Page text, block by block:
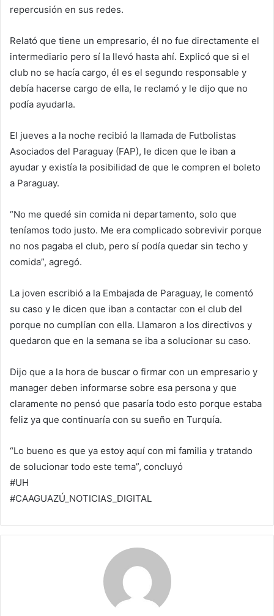
repercusión en sus redes.
Relató que tiene un empresario, él no fue directamente el
intermediario pero sí la llevó hasta ahí. Explicó que si el
club no se hacía cargo, él es el segundo responsable y
debía hacerse cargo de ella, le reclamó y le dijo que no
podía ayudarla.
El jueves a la noche recibió la llamada de Futbolistas
Asociados del Paraguay (FAP), le dicen que le iban a
ayudar y existía la posibilidad de que le compren el boleto
a Paraguay.
“No me quedé sin comida ni departamento, solo que
teníamos todo justo. Me era complicado sobrevivir porque
no nos pagaba el club, pero sí podía quedar sin techo y
comida”, agregó.
La joven escribió a la Embajada de Paraguay, le comentó
su caso y le dicen que iban a contactar con el club del
porque no cumplían con ella. Llamaron a los directivos y
quedaron que en la semana se iba a solucionar su caso.
Dijo que a la hora de buscar o firmar con un empresario y
manager deben informarse sobre esa persona y que
claramente no pensó que pasaría todo esto porque estaba
feliz ya que continuaría con su sueño en Turquía.
“Lo bueno es que ya estoy aquí con mi familia y tratando
de solucionar todo este tema”, concluyó
#UH
#CAAGUAZÚ_NOTICIAS_DIGITAL